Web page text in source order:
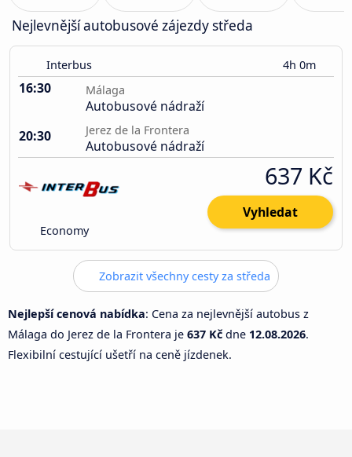
Nejlevnější autobusové zájezdy středa
Interbus 4h 0m
16:30 Málaga
Autobusové nádraží
20:30
Jerez de la Frontera
Autobusové nádraží
Economy
637 Kč
Vyhledat
Zobrazit všechny cesty za středa
Nejlepší cenová nabídka: Cena za nejlevnější autobus z
Málaga do Jerez de la Frontera je 637 Kč dne 12.08.2026.
Flexibilní cestující ušetří na ceně jízdenek.